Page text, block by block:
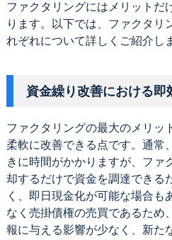
ファクタリングにはメリットだ
ります。以下では、ファクタリ
れぞれについて詳しくご紹介し
資金繰り改善における即
ファクタリングの最大のメリッ
柔軟に改善できる点です。通常
きに時間がかかりますが、ファ
却するだけで資金を調達できる
く、即日現金化が可能な場合も
なく売掛債権の売買であるため
報に与える影響が少なく、新た